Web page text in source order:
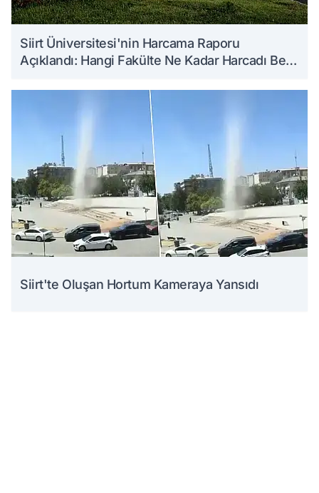
Siirt Üniversitesi'nin Harcama Raporu
Açıklandı: Hangi Fakülte Ne Kadar Harcadı Belli
Siirt'te Oluşan Hortum Kameraya Yansıdı